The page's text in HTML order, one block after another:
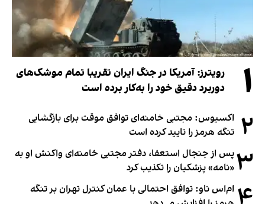
۱
رویترز: آمریکا در جنگ ایران تقریبا تمام موشک‌های
دوربرد دقیق خود را به‌کار برده است
۲ اکسیوس: مجتبی خامنه‌ای توافق موقت برای بازگشایی
تنگه هرمز را تایید کرده است
۳پس از جنجال استعفا، دفتر مجتبی خامنه‌ای واکنش او به
«نامه» پزشکیان را تکذیب کرد
ام‌اس ناو: توافق احتمالی با عمان کنترل تهران بر تنگه